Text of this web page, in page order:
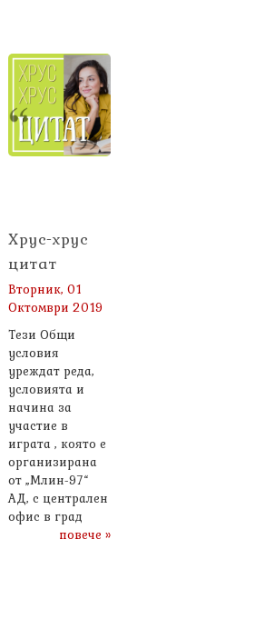
Хрус-хрус
цитат
Вторник, 01
Октомври 2019
Тези Общи
условия
уреждат реда,
условията и
начина за
участие в
играта , която е
организирана
от „Млин-97“
АД, с централен
офис в град
повече »